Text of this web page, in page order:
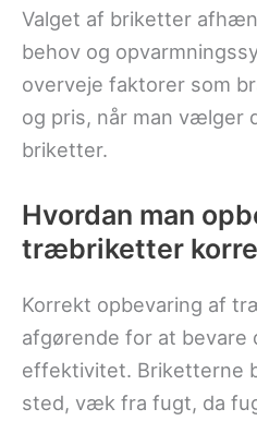
Valget af briketter
behov og
overveje faktorer som
og pris, når man vælger
briketter.
Hvordan man
træbriketter
Korrekt opbevaring af
afgørende for at bevare
effektivitet. Briketterne
sted, væk fra fugt, da